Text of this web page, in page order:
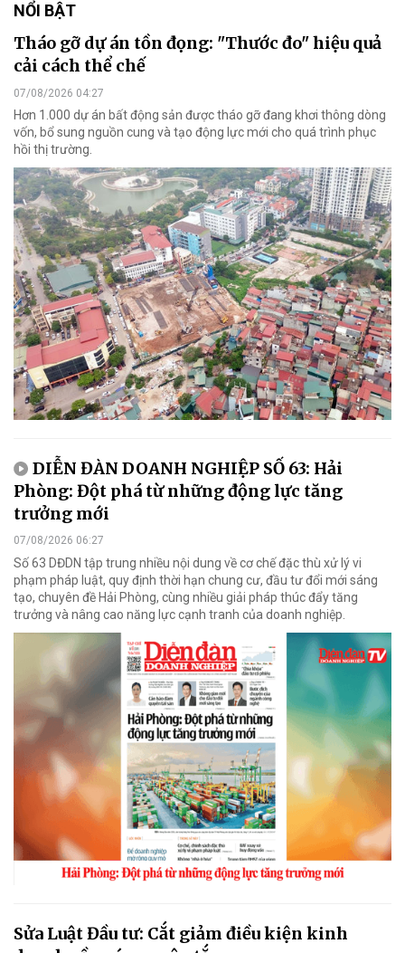
NỔI BẬT
Tháo gỡ dự án tồn đọng: "Thước đo" hiệu quả
cải cách thể chế
07/08/2026 04:27
Hơn 1.000 dự án bất động sản được tháo gỡ đang khơi thông dòng
vốn, bổ sung nguồn cung và tạo động lực mới cho quá trình phục
hồi thị trường.
DIỄN ĐÀN DOANH NGHIỆP SỐ 63: Hải
Phòng: Đột phá từ những động lực tăng
trưởng mới
07/08/2026 06:27
Số 63 DĐDN tập trung nhiều nội dung về cơ chế đặc thù xử lý vi
phạm pháp luật, quy định thời hạn chung cư, đầu tư đổi mới sáng
tạo, chuyên đề Hải Phòng, cùng nhiều giải pháp thúc đẩy tăng
trưởng và nâng cao năng lực cạnh tranh của doanh nghiệp.
Sửa Luật Đầu tư: Cắt giảm điều kiện kinh